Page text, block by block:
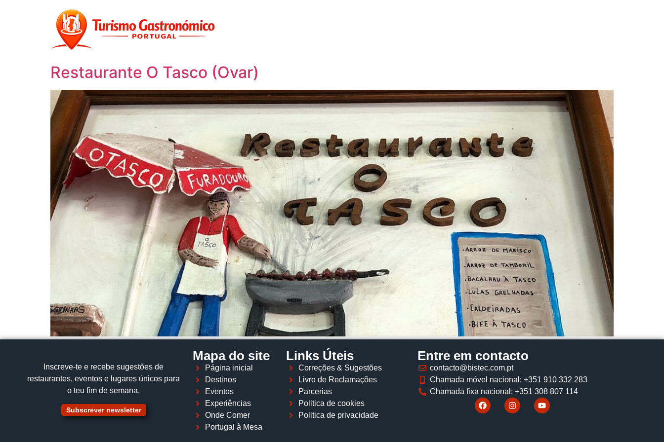
Restaurante O Tasco (Ovar)
Inscreve‑te e recebe sugestões de
restaurantes, eventos e lugares únicos para
o teu fim de semana.
Subscrever newsletter
Mapa do site
Página inicial
Destinos
Eventos
Experiências
Onde Comer
Portugal à Mesa
Links Úteis
Correções & Sugestões
Livro de Reclamações
Parcerias
Politica de cookies
Politica de privacidade
Entre em contacto
contacto@bistec.com.pt
Chamada móvel nacional: +351 910 332 283
Chamada fixa nacional: +351 308 807 114